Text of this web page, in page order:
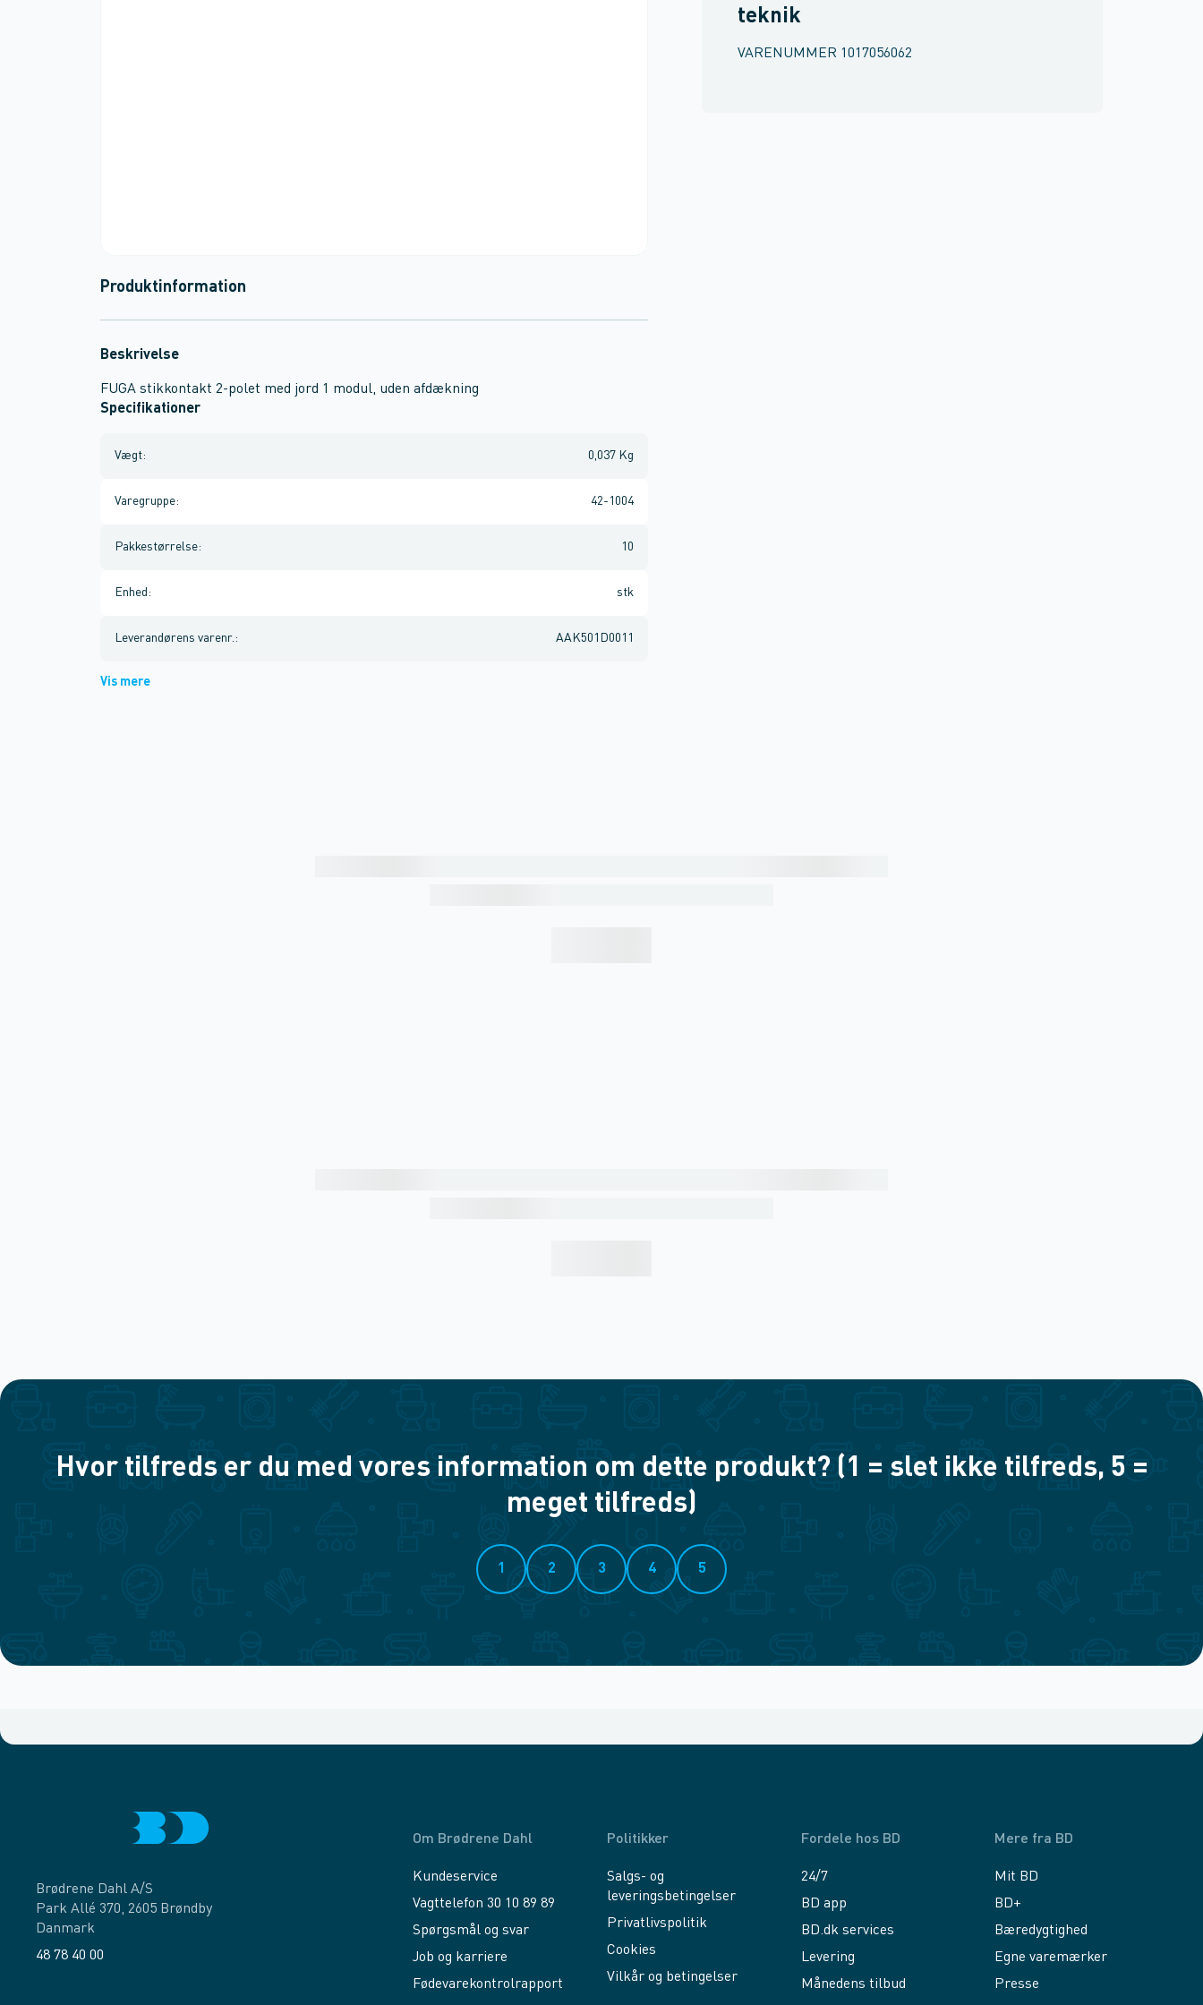
teknik
VARENUMMER 1017056062
Produktinformation
Beskrivelse
FUGA stikkontakt 2-polet med jord 1 modul, uden afdækning
Specifikationer
Vægt: 0,037 Kg
Varegruppe: 42-1004
Pakkestørrelse: 10
Enhed : stk
Leverandørens varenr. : AAK501D0011
Vis mere
Hvor tilfreds er du med vores information om dette produkt? (1 = slet ikke tilfreds, 5 =
meget tilfreds)
1 2 3 4 5
Brødrene Dahl A/S
Park Allé 370, 2605 Brøndby
Danmark
48 78 40 00
Om Brødrene Dahl
Kundeservice
Vagttelefon 30 10 89 89
Spørgsmål og svar
Job og karriere
Fødevarekontrolrapport
Politikker
Salgs- og
leveringsbetingelser
Privatlivspolitik
Cookies
Vilkår og betingelser
Fordele hos BD
24/7
BD app
BD.dk services
Levering
Månedens tilbud
Mere fra BD
Mit BD
BD+
Bæredygtighed
Egne varemærker
Presse